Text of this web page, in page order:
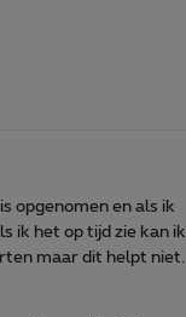
opgenomen en als ik
ik het op tijd zie kan ik
maar dit helpt niet.